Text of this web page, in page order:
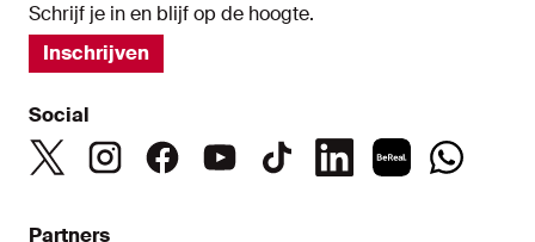
Schrijf je in en blijf op de hoogte.
Inschrijven
Social
Partners